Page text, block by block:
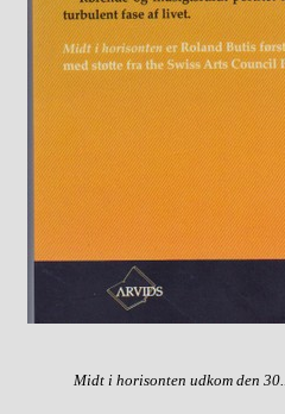
Midt i horisonten udkom den